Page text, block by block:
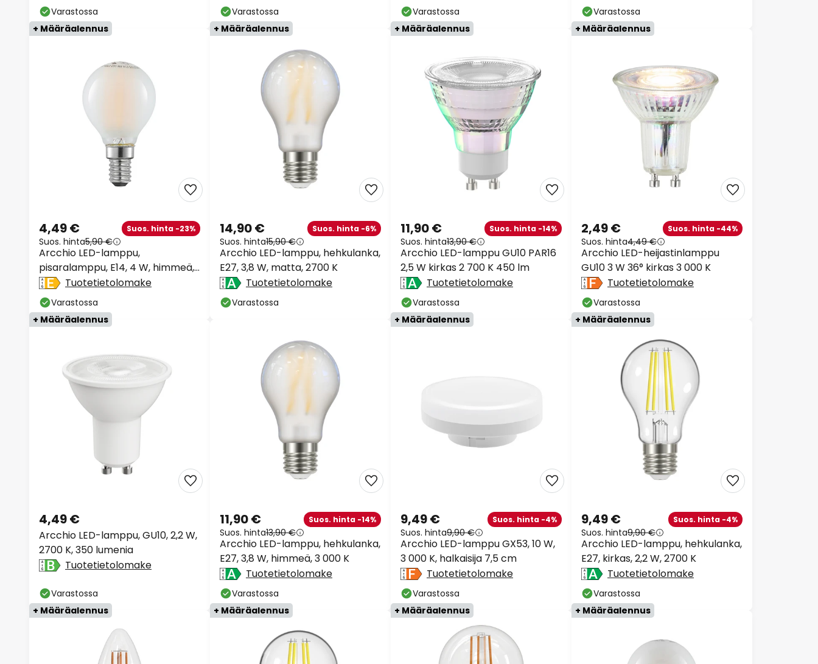
Varastossa Varastossa Varastossa
Varastossa
+ Määräalennus
Arcchio LED-lamppu,
pisaralamppu, E14, 4 W, himmeä,
2 700 K
4,49 € Suos. hinta -23%
Suos. hinta5,90 €
Tuotetietolomake
Varastossa
+ Määräalennus
Arcchio LED-lamppu, hehkulanka,
E27, 3,8 W, matta, 2700 K
14,90 € Suos. hinta -6%
Suos. hinta15,90 €
Tuotetietolomake
Varastossa
+ Määräalennus
Arcchio LED-lamppu GU10 PAR16
2,5 W kirkas 2 700 K 450 lm
11,90 € Suos. hinta -14%
Suos. hinta13,90 €
Tuotetietolomake
Varastossa
+ Määräalennus
Arcchio LED-heijastinlamppu
GU10 3 W 36° kirkas 3 000 K
2,49 € Suos. hinta -44%
Suos. hinta4,49 €
Tuotetietolomake
Varastossa
+ Määräalennus
Arcchio LED-lamppu, GU10, 2,2 W,
2700 K, 350 lumenia
4,49 €
Tuotetietolomake
Varastossa
Arcchio LED-lamppu, hehkulanka,
E27, 3,8 W, himmeä, 3 000 K
11,90 € Suos. hinta -14%
Suos. hinta13,90 €
Tuotetietolomake
Varastossa
+ Määräalennus
Arcchio LED-lamppu GX53, 10 W,
3 000 K, halkaisija 7,5 cm
9,49 € Suos. hinta -4%
Suos. hinta9,90 €
Tuotetietolomake
Varastossa
+ Määräalennus
Arcchio LED-lamppu, hehkulanka,
E27, kirkas, 2,2 W, 2700 K
9,49 € Suos. hinta -4%
Suos. hinta9,90 €
Tuotetietolomake
Varastossa
+ Määräalennus
+ Määräalennus + Määräalennus + Määräalennus